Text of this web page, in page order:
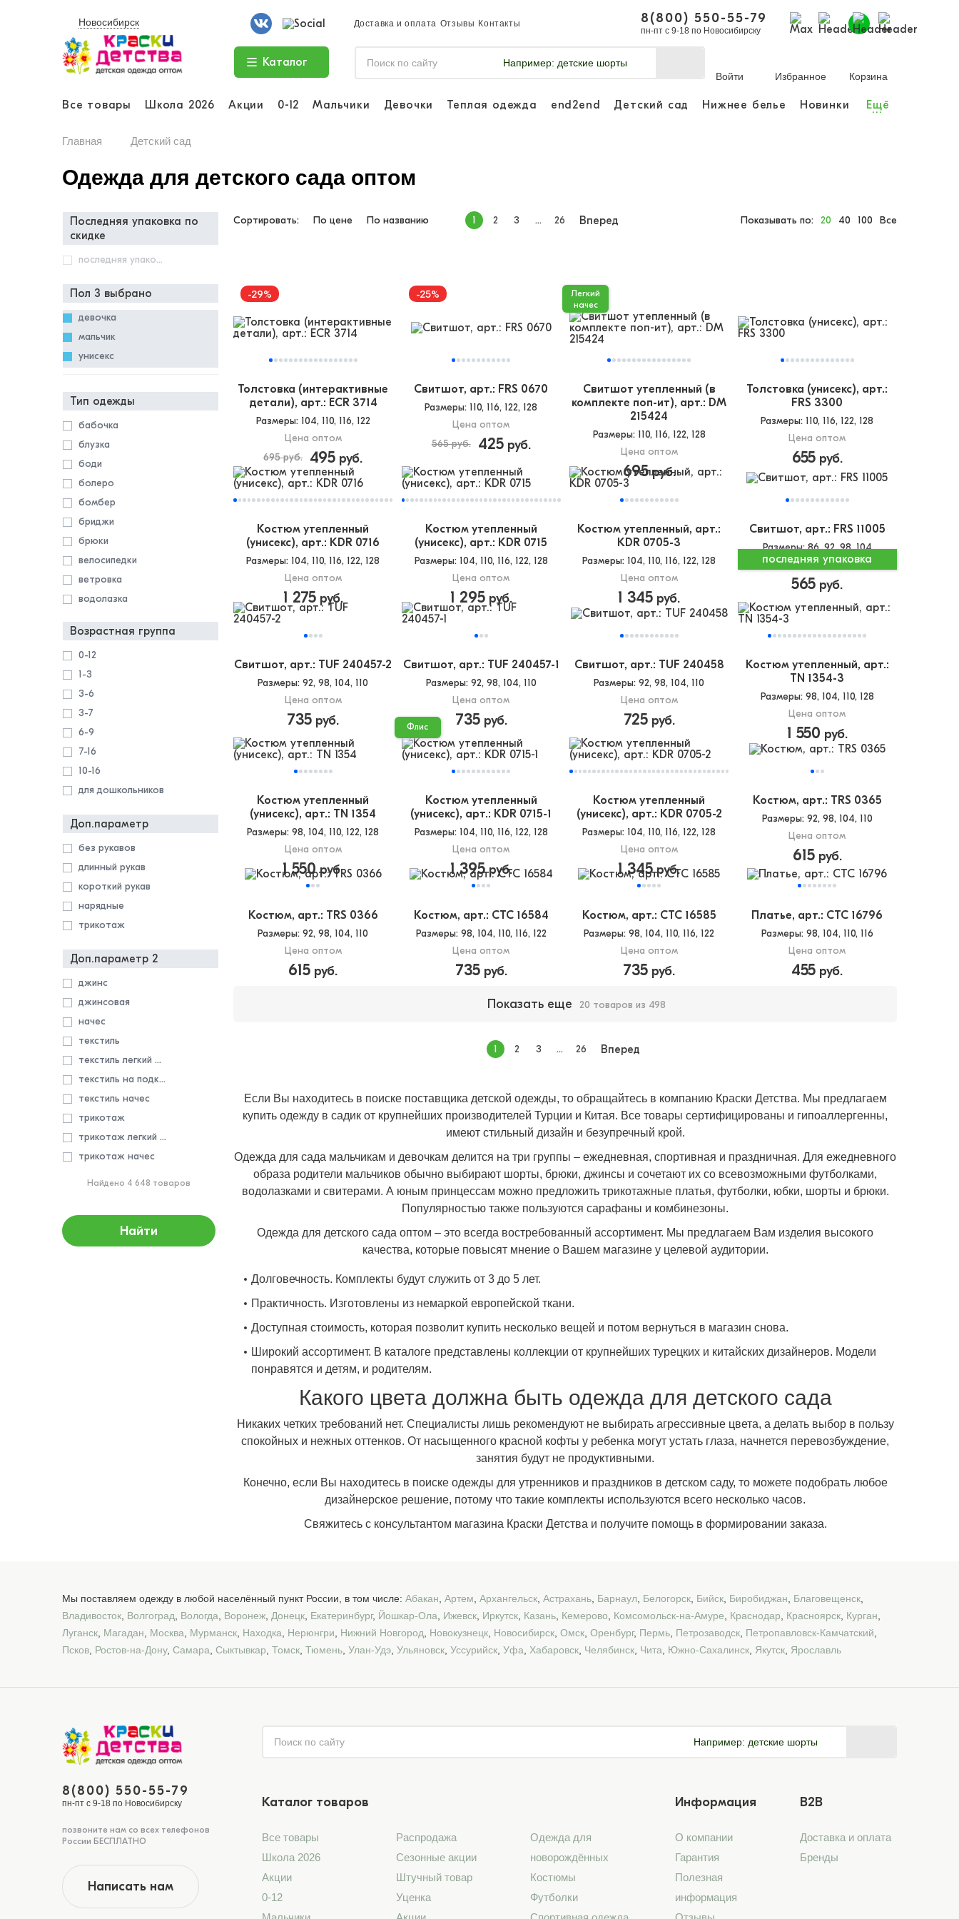
Новосибирск Доставка и оплата Отзывы Контакты 8(800) 550-55-79
пн-пт с 9-18 по Новосибирску
Каталог Например: детские шорты
Войти
Избранное Корзина
Все товары Школа 2026 Акции 0-12 Мальчики Девочки Теплая одежда end2end Детский сад Нижнее белье Новинки Ещё
...
Главная Детский сад
Одежда для детского сада оптом
последняя упаковка по
скидке
последняя упаковка по скидке
Пол 3 выбрано
девочка
мальчик
унисекс
Тип одежды
бабочка
блузка
боди
болеро
бомбер
бриджи
брюки
велосипедки
ветровка
водолазка
галстук
гольфы
джемпер
джинсы
жилет
капри
кардиган
колготки
комбинезон
костюм
кофта
куртка
леггинсы
лосины
майка
песочник
пижама
платье
плащ
подтяжки
поло
рейтузы
рубашка
сарафан
толстовка
топ
туника
халат
Возрастная группа
0-12
1-3
3-6
3-7
6-9
7-16
10-16
для дошкольников
Доп.параметр
без рукавов
длинный рукав
короткий рукав
нарядные
трикотаж
Доп.параметр 2
джинс
джинсовая
начес
текстиль
текстиль легкий начес
текстиль на подкладе
текстиль начес
трикотаж
трикотаж легкий начес
трикотаж начес
экокожа
экокожа начес
Найдено 4 648 товаров
Найти
Сортировать: По цене По названию 1 2 3 ... 26 Вперед Показывать по: 20 40 100 Все
-29%
Толстовка (интерактивные
детали), арт.: ECR 3714
Размеры: 104, 110, 116, 122
Цена оптом
695 руб.
495 руб.
-25%
Свитшот, арт.: FRS 0670
Размеры: 110, 116, 122, 128
Цена оптом
565 руб.
425руб.
Легкий
начес
Свитшот утепленный (в
комплекте поп-ит), арт.: DM
215424
Размеры: 110, 116, 122, 128
Цена оптом
695руб.
Толстовка (унисекс), арт.:
FRS 3300
Размеры: 110, 116, 122, 128
Цена оптом
655руб.
Костюм утепленный
(унисекс), арт.: KDR 0716
Размеры: 104, 110, 116, 122, 128
Цена оптом
1 275руб.
Костюм утепленный
(унисекс), арт.: KDR 0715
Размеры: 104, 110, 116, 122, 128
Цена оптом
1 295руб.
Костюм утепленный, арт.:
KDR 0705-3
Размеры: 104, 110, 116, 122, 128
Цена оптом
1 345 руб.
Свитшот, арт.: FRS 11005
Размеры: 86, 92, 98, 104
Цена оптом
565 руб.
Свитшот, арт.: TUF 240457-2
Размеры: 92, 98, 104, 110
Цена оптом
735 руб.
Свитшот, арт.: TUF 240457-1
Размеры: 92, 98, 104, 110
Цена оптом
735руб.
Свитшот, арт.: TUF 240458
Размеры: 92, 98, 104, 110
Цена оптом
725руб.
последняя упаковка
Костюм утепленный, арт.:
TN 1354-3
Размеры: 98, 104, 110, 128
Цена оптом
1 550 руб.
Костюм утепленный
(унисекс), арт.: TN 1354
Размеры: 98, 104, 110, 122, 128
Цена оптом
1 550руб.
Флис
Костюм утепленный
(унисекс), арт.: KDR 0715-1
Размеры: 104, 110, 116, 122, 128
Цена оптом
1 395руб.
Костюм утепленный
(унисекс), арт.: KDR 0705-2
Размеры: 104, 110, 116, 122, 128
Цена оптом
1 345руб.
Костюм, арт.: TRS 0365
Размеры: 92, 98, 104, 110
Цена оптом
615руб.
Костюм, арт.: TRS 0366
Размеры: 92, 98, 104, 110
Цена оптом
615 руб.
Костюм, арт.: CTC 16584
Размеры: 98, 104, 110, 116, 122
Цена оптом
735руб.
Костюм, арт.: CTC 16585
Размеры: 98, 104, 110, 116, 122
Цена оптом
735 руб.
Платье, арт.: CTC 16796
Размеры: 98, 104, 110, 116
Цена оптом
455 руб.
Показать еще 20 товаров из 498
1 2 3 ... 26 Вперед
Если Вы находитесь в поиске поставщика детской одежды, то обращайтесь в компанию Краски Детства. Мы предлагаем
купить одежду в садик от крупнейших производителей Турции и Китая. Все товары сертифицированы и гипоаллергенны,
имеют стильный дизайн и безупречный крой.
Одежда для сада мальчикам и девочкам делится на три группы – ежедневная, спортивная и праздничная. Для ежедневного
образа родители мальчиков обычно выбирают шорты, брюки, джинсы и сочетают их со всевозможными футболками,
водолазками и свитерами. А юным принцессам можно предложить трикотажные платья, футболки, юбки, шорты и брюки.
Популярностью также пользуются сарафаны и комбинезоны.
Одежда для детского сада оптом – это всегда востребованный ассортимент. Мы предлагаем Вам изделия высокого
качества, которые повысят мнение о Вашем магазине у целевой аудитории.
Долговечность. Комплекты будут служить от 3 до 5 лет.
Практичность. Изготовлены из немаркой европейской ткани.
Доступная стоимость, которая позволит купить несколько вещей и потом вернуться в магазин снова.
Широкий ассортимент. В каталоге представлены коллекции от крупнейших турецких и китайских дизайнеров. Модели
понравятся и детям, и родителям.
Какого цвета должна быть одежда для детского сада
Никаких четких требований нет. Специалисты лишь рекомендуют не выбирать агрессивные цвета, а делать выбор в пользу
спокойных и нежных оттенков. От насыщенного красной кофты у ребенка могут устать глаза, начнется перевозбуждение,
занятия будут не продуктивными.
Конечно, если Вы находитесь в поиске одежды для утренников и праздников в детском саду, то можете подобрать любое
дизайнерское решение, потому что такие комплекты используются всего несколько часов.
Свяжитесь с консультантом магазина Краски Детства и получите помощь в формировании заказа.
Мы поставляем одежду в любой населённый пункт России, в том числе: Абакан Артем Архангельск Астрахань Барнаул Белогорск Бийск Биробиджан Благовещенск
Владивосток Волгоград Вологда Воронеж Донецк Екатеринбург, Йошкар-Ола Ижевск Иркутск Казань Кемерово Комсомольск-на-Амуре Краснодар Красноярск Курган
Луганск Магадан Москва Мурманск Находка Нерюнгри Нижний Новгород Новокузнецк Новосибирск Омск Оренбург, Пермь Петрозаводск Петропавловск-Камчатский
Псков Ростов-на-Дону, Самара Сыктывкар Томск Тюмень Улан-Удэ Ульяновск Уссурийск Уфа Хабаровск Челябинск Чита Южно-Сахалинск Якутск Ярославль
8(800) 550-55-79
пн-пт с 9-18 по Новосибирску
позвоните нам со всех телефонов
России БЕСПЛАТНО
Написать нам
Например: детские шорты
Каталог товаров
Все товары
Школа 2026
Акции
0-12
Распродажа
Сезонные акции
Штучный товар
Уценка
Одежда для
новорождённых
Костюмы
Футболки
Информация
О компании
Гарантия
Полезная
информация
B2B
Доставка и оплата
Бренды